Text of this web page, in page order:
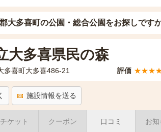
大多喜町の公園・総合公園をお探しです
大多喜県民の森
多喜町大多喜486-21 評価 ★★★
施設情報を送る
チケット クーポン 口コミ お知